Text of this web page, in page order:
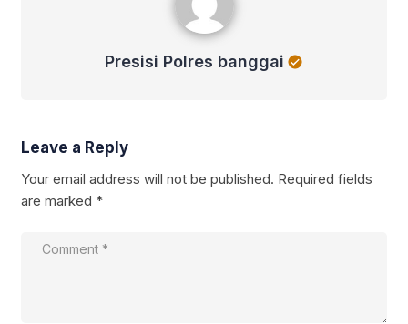
Presisi Polres banggai
Leave a Reply
Your email address will not be published. Required fields
are marked *